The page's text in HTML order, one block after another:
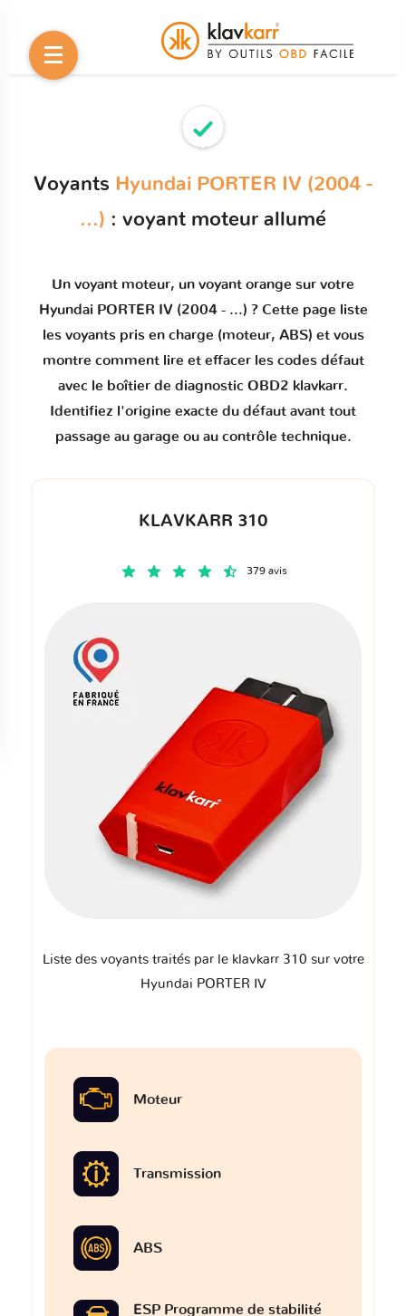
Voyants Hyundai PORTER IV (2004 -
...) : voyant moteur allumé
Un voyant moteur, un voyant orange sur votre
Hyundai PORTER IV (2004 - ...) ? Cette page liste
les voyants pris en charge (moteur, ABS) et vous
montre comment lire et effacer les codes défaut
avec le boîtier de diagnostic OBD2 klavkarr.
Identifiez l'origine exacte du défaut avant tout
passage au garage ou au contrôle technique.
KLAVKARR 310
379 avis
Liste des voyants traités par le klavkarr 310 sur votre
Hyundai PORTER IV
Moteur
Transmission
ABS
ESP Programme de stabilité